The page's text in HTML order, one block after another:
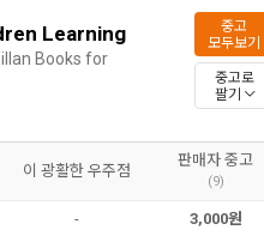
Learning
Books for
중고
모두보기
중고로
팔기
이 광활한 우주점
판매자 중고
(9)
- 3,000원